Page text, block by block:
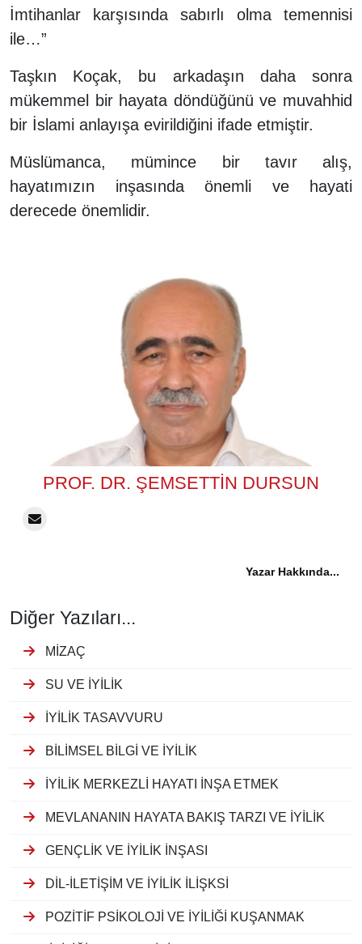
İmtihanlar karşısında sabırlı olma temennisi
ile…”
Taşkın Koçak, bu arkadaşın daha sonra
mükemmel bir hayata döndüğünü ve muvahhid
bir İslami anlayışa evirildiğini ifade etmiştir.
Müslümanca, mümince bir tavır alış,
hayatımızın inşasında önemli ve hayati
derecede önemlidir.
PROF. DR. ŞEMSETTIN DURSUN
Yazar Hakkında...
Diğer Yazıları...
MİZAÇ
SU VE İYİLİK
İYİLİK TASAVVURU
BİLİMSEL BİLGİ VE İYİLİK
İYİLİK MERKEZLİ HAYATI İNŞA ETMEK
MEVLANANIN HAYATA BAKIŞ TARZI VE İYİLİK
GENÇLİK VE İYİLİK İNŞASI
DİL-İLETİŞİM VE İYİLİK İLİŞKSİ
POZİTİF PSİKOLOJİ VE İYİLİĞİ KUŞANMAK